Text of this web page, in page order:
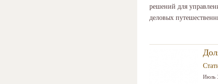
решений для
деловых
Июль